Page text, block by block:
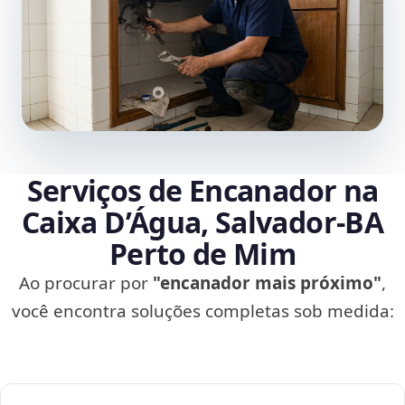
Serviços de Encanador na
Caixa D’Água, Salvador‑BA
Perto de Mim
Ao procurar por "encanador mais próximo",
você encontra soluções completas sob medida: